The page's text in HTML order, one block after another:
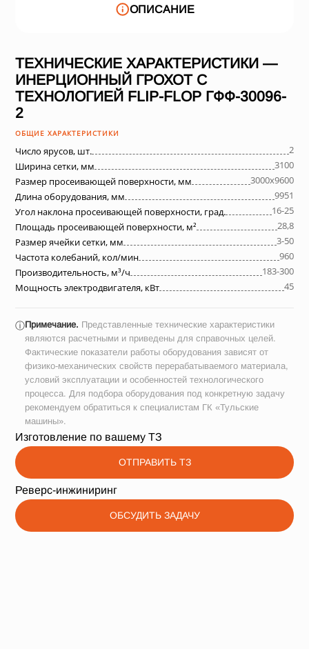
ОПИСАНИЕ
ТЕХНИЧЕСКИЕ ХАРАКТЕРИСТИКИ —
ИНЕРЦИОННЫЙ ГРОХОТ С
ТЕХНОЛОГИЕЙ FLIP-FLOP ГФФ-30096-
2
ОБЩИЕ ХАРАКТЕРИСТИКИ
Число ярусов, шт.
2
Ширина сетки, мм
3100
Размер просеивающей поверхности, мм
3000х9600
Длина оборудования, мм
9951
Угол наклона просеивающей поверхности, град.
16-25
Площадь просеивающей поверхности, м²
28,8
Размер ячейки сетки, мм
3-50
Частота колебаний, кол/мин
960
Производительность, м³/ч
183-300
Мощность электродвигателя, кВт
45
ⓘПримечание. Представленные технические характеристики
являются расчетными и приведены для справочных целей.
Фактические показатели работы оборудования зависят от
физико-механических свойств перерабатываемого материала,
условий эксплуатации и особенностей технологического
процесса. Для подбора оборудования под конкретную задачу
рекомендуем обратиться к специалистам ГК «Тульские
машины».
Изготовление по вашему ТЗ
ОТПРАВИТЬ ТЗ
Реверс-инжиниринг
ОБСУДИТЬ ЗАДАЧУ